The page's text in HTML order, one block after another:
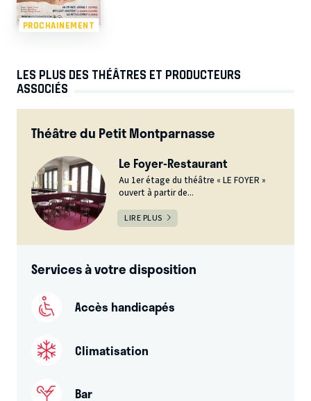
PROCHAINEMENT
LES PLUS DES THÉÂTRES ET PRODUCTEURS
ASSOCIÉS
Théâtre du Petit Montparnasse
Le Foyer-Restaurant
Au 1er étage du théâtre « LE FOYER »
ouvert à partir de...
LIRE PLUS
Services à votre disposition
Accès handicapés
Climatisation
Bar